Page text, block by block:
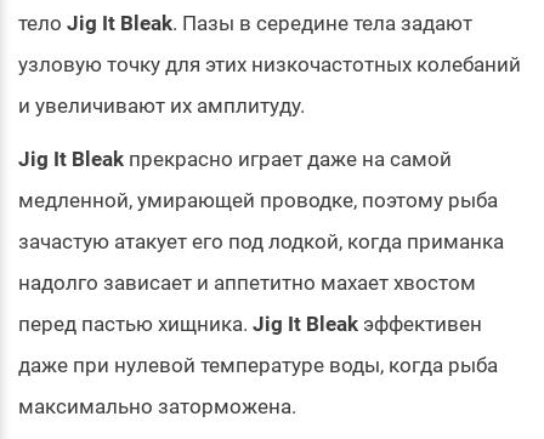
тело Jig It Bleak. Пазы в середине тела задают
узловую точку для этих низкочастотных колебаний
и увеличивают их амплитуду.
Jig It Bleak прекрасно играет даже на самой
медленной, умирающей проводке, поэтому рыба
зачастую атакует его под лодкой, когда приманка
надолго зависает и аппетитно махает хвостом
перед пастью хищника. Jig It Bleak эффективен
даже при нулевой температуре воды, когда рыба
максимально заторможена.